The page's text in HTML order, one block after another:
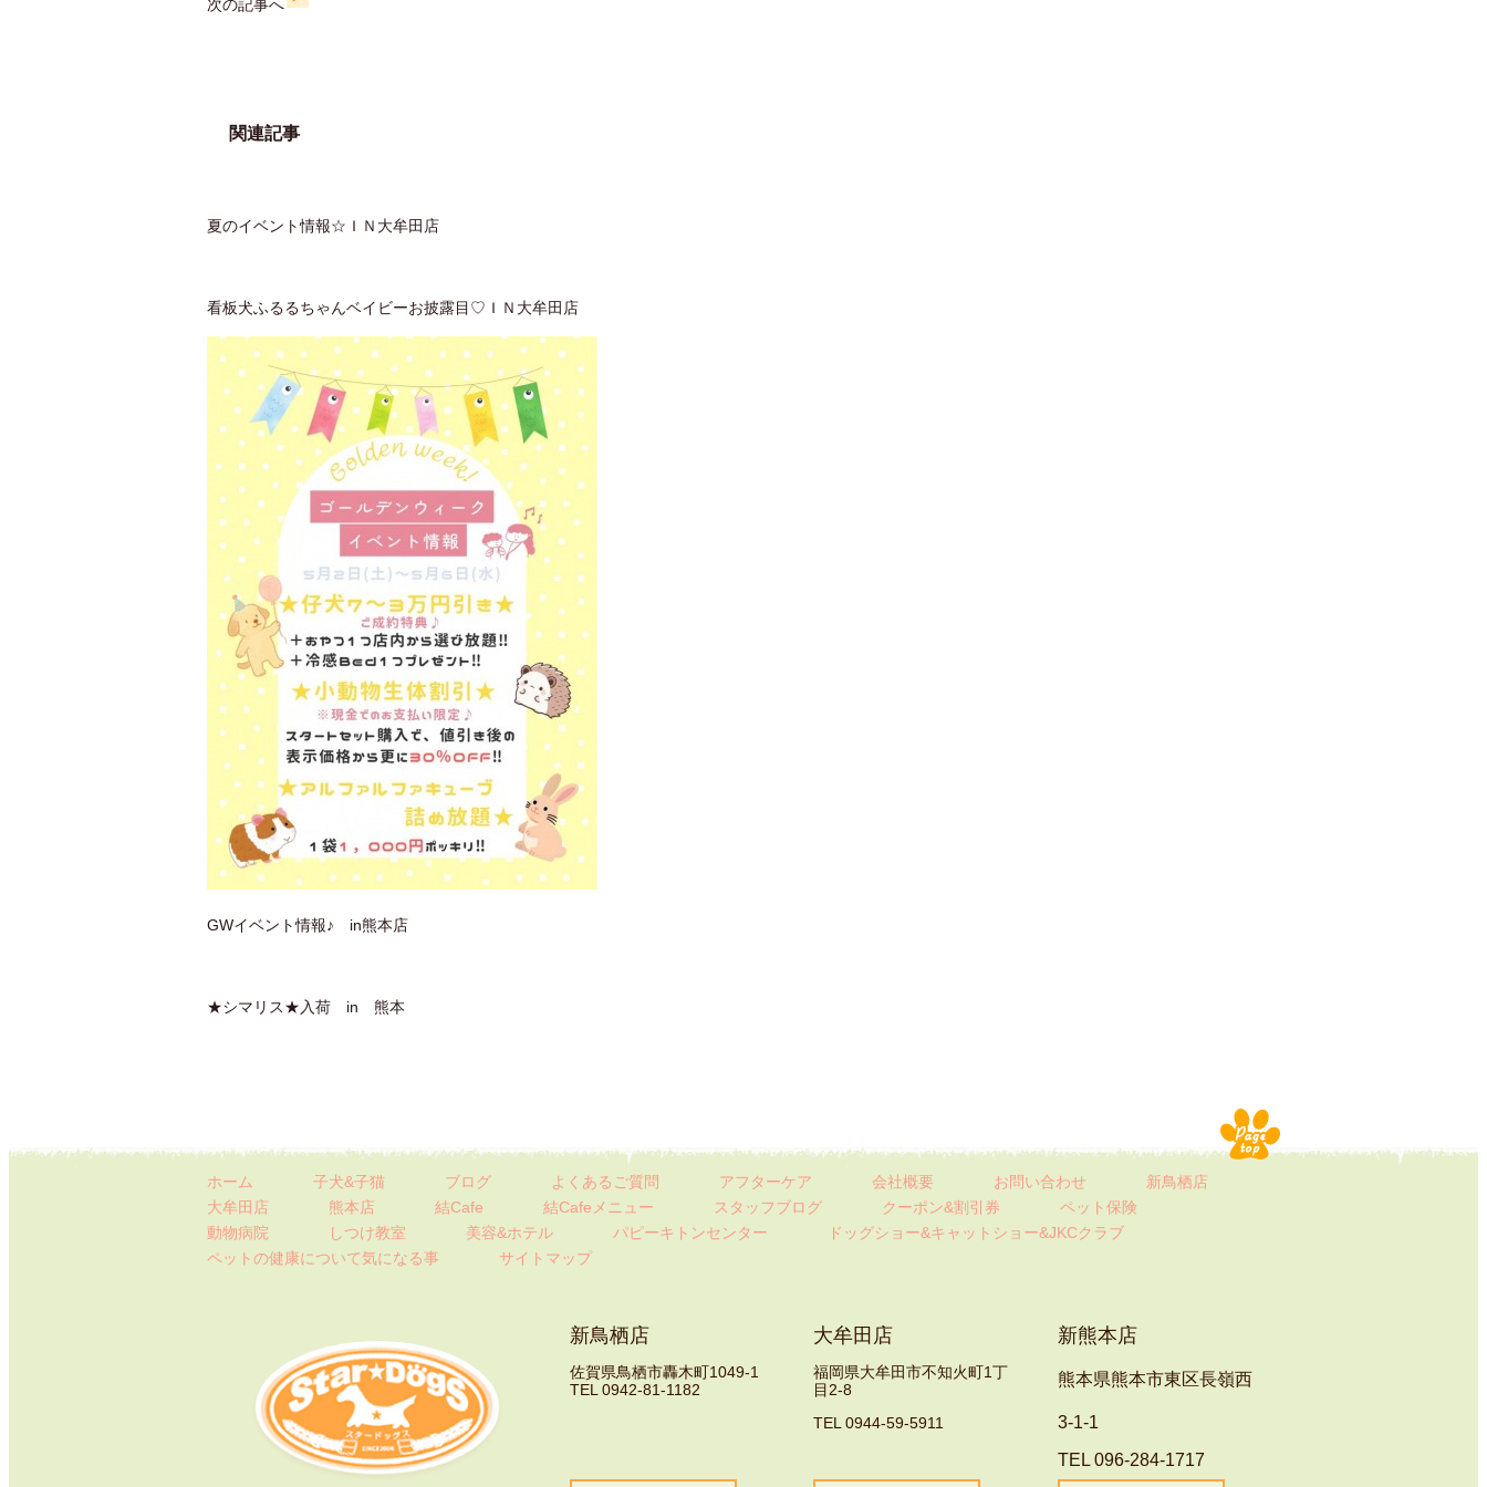
次の記事へ
関連記事
夏のイベント情報☆ＩＮ大牟田店
看板犬ふるるちゃんベイビーお披露目♡ＩＮ大牟田店
GWイベント情報♪ in熊本店
★シマリス★入荷 in 熊本
ホーム 子犬&子猫 ブログ よくあるご質問 アフターケア 会社概要 お問い合わせ
新鳥栖店
大牟田店
熊本店 結Cafe 結Cafeメニュー スタッフブログ クーポン&割引券
ペット保険
動物病院
しつけ教室 美容&ホテル パピーキトンセンター ドッグショー&キャット ショー&JKCクラブ
ペットの健康について気になる事 サイトマップ
新鳥栖店
佐賀県鳥栖市轟木町1049-1
TEL 0942-81-1182
大牟田店
福岡県大牟田市不知火町1丁
目2-8
TEL 0944-59-5911
新熊本店
熊本県熊本市東区長嶺西
3-1-1
TEL 096-284-1717